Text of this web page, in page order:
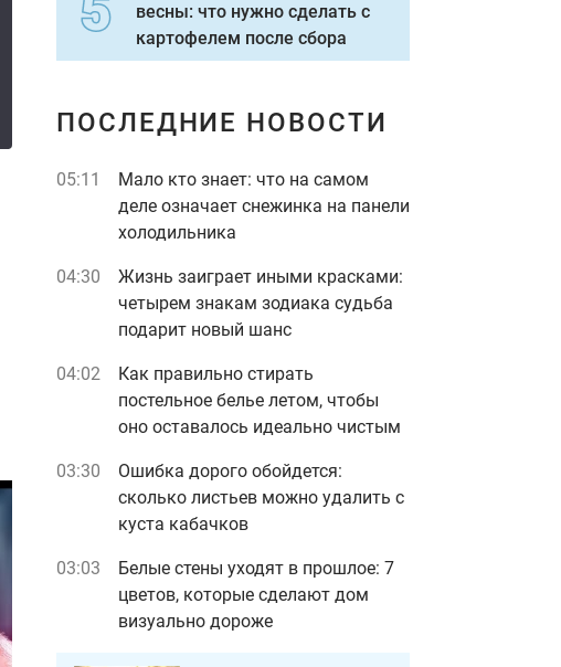
весны: что нужно сделать с
картофелем после сбора
ПОСЛЕДНИЕ НОВОСТИ
05:11
Мало кто знает: что на самом
деле означает снежинка на панели
холодильника
04:30
Жизнь заиграет иными красками:
четырем знакам зодиака судьба
подарит новый шанс
04:02
Как правильно стирать
постельное белье летом, чтобы
оно оставалось идеально чистым
03:30
Ошибка дорого обойдется:
сколько листьев можно удалить с
куста кабачков
03:03
Белые стены уходят в прошлое: 7
цветов, которые сделают дом
визуально дороже